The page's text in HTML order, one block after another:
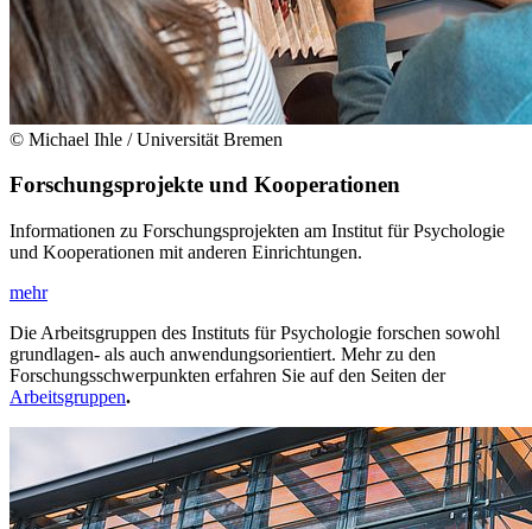
© Michael Ihle / Universität Bremen
Forschungsprojekte und Kooperationen
Informationen zu Forschungsprojekten am Institut für Psychologie
und Kooperationen mit anderen Einrichtungen.
mehr
Die Arbeitsgruppen des Instituts für Psychologie forschen sowohl
grundlagen- als auch anwendungsorientiert. Mehr zu den
Forschungsschwerpunkten erfahren Sie auf den Seiten der
Arbeitsgruppen.